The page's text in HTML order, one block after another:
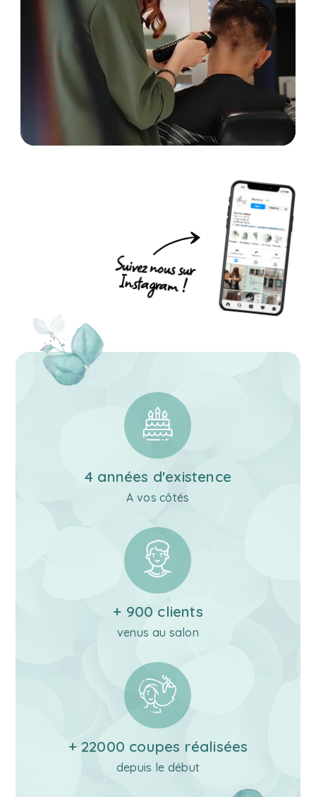
Suivez nous sur
Instagram !
4 années d'existence
A vos côtés
+ 900 clients
venus au salon
+ 22000 coupes réalisées
depuis le début